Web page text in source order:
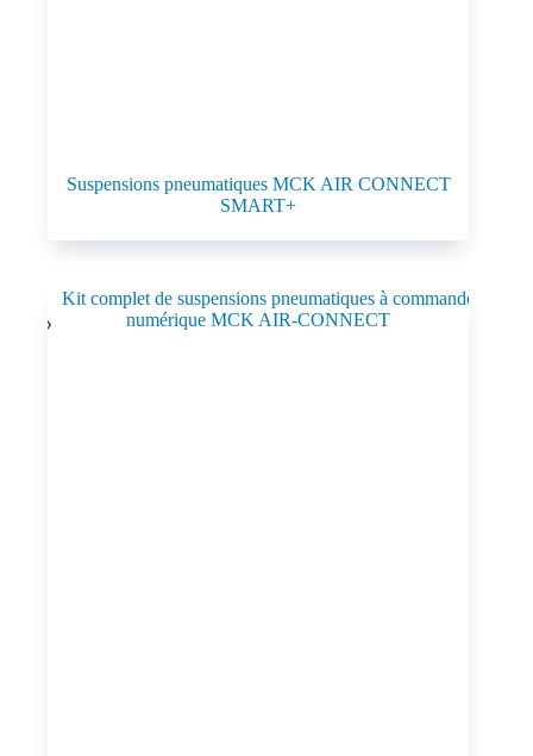
Suspensions pneumatiques MCK AIR CONNECT
SMART+